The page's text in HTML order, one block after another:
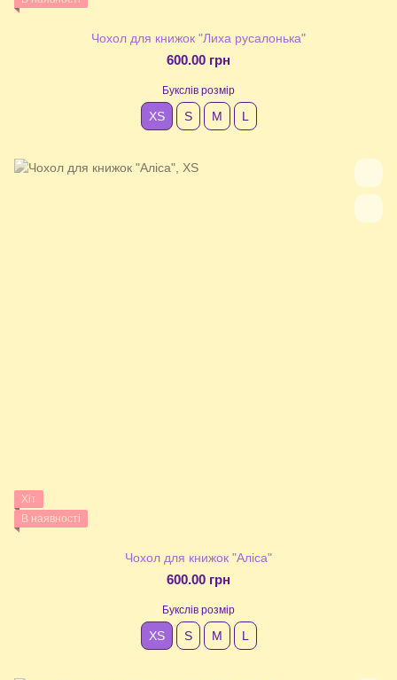
Чохол для книжок "Лиха русалонька"
600.00 грн
Букслів розмір
XS S М L
Хіт
В наявності
Чохол для книжок "Аліса"
600.00 грн
Букслів розмір
XS S М L